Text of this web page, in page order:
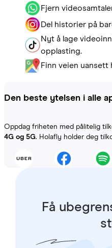
Fjern
Del historier på
Nyt å lage
opplasting.
Finn veien uansett
Den beste ytelsen i alle
Oppdag friheten med pålitelig
4G og 5G. Holafly holder deg
Få